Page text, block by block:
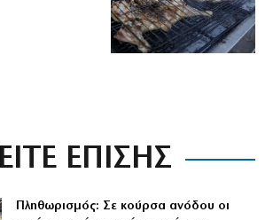
ΕΠΙΣΗΣ
Πληθωρισμός: Σε κούρσα ανόδου οι